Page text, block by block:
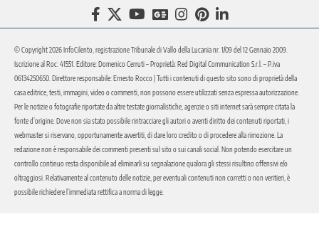
© Copyright 2026 InfoCilento, registrazione Tribunale di Vallo della Lucania nr. 1/09 del 12 Gennaio 2009.
Iscrizione al Roc: 41551. Editore: Domenico Cerruti – Proprietà: Red Digital Communication S.r.l. – P.iva
06134250650. Direttore responsabile: Ernesto Rocco | Tutti i contenuti di questo sito sono di proprietà della
casa editrice, testi, immagini, video o commenti, non possono essere utilizzati senza espressa autorizzazione.
Per le notizie o fotografie riportate da altre testate giornalistiche, agenzie o siti internet sarà sempre citata la
fonte d’origine. Dove non sia stato possibile rintracciare gli autori o aventi diritto dei contenuti riportati, i
webmaster si riservano, opportunamente avvertiti, di dare loro credito o di procedere alla rimozione. La
redazione non è responsabile dei commenti presenti sul sito o sui canali social. Non potendo esercitare un
controllo continuo resta disponibile ad eliminarli su segnalazione qualora gli stessi risultino offensivi e/o
oltraggiosi. Relativamente al contenuto delle notizie, per eventuali contenuti non corretti o non veritieri, è
possibile richiedere l’immediata rettifica a norma di legge.